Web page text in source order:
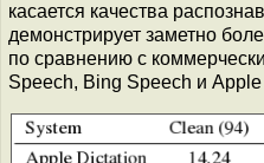
касается качества
демонстрирует заметно
по сравнению с
Speech, Bing Speech и